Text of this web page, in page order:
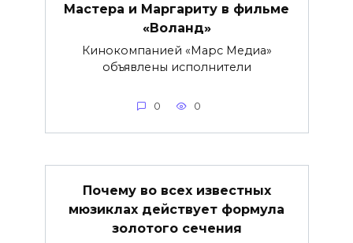
Мастера и Маргариту в фильме
«Воланд»
Кинокомпанией «Марс Медиа»
объявлены исполнители
0 0
Почему во всех известных
мюзиклах действует формула
золотого сечения